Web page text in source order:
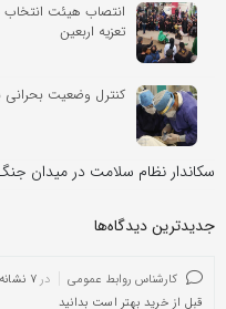
انتصاب هیئت انتخاب
تعزیه اربعین
کنترل وضعیت بحرانی
سکاندار نظام سلامت در میدان
جدیدترین دیدگاه‌‌ها
کارشناس روابط عمومی در
۷
قبل از خرید بهتر است بدانید